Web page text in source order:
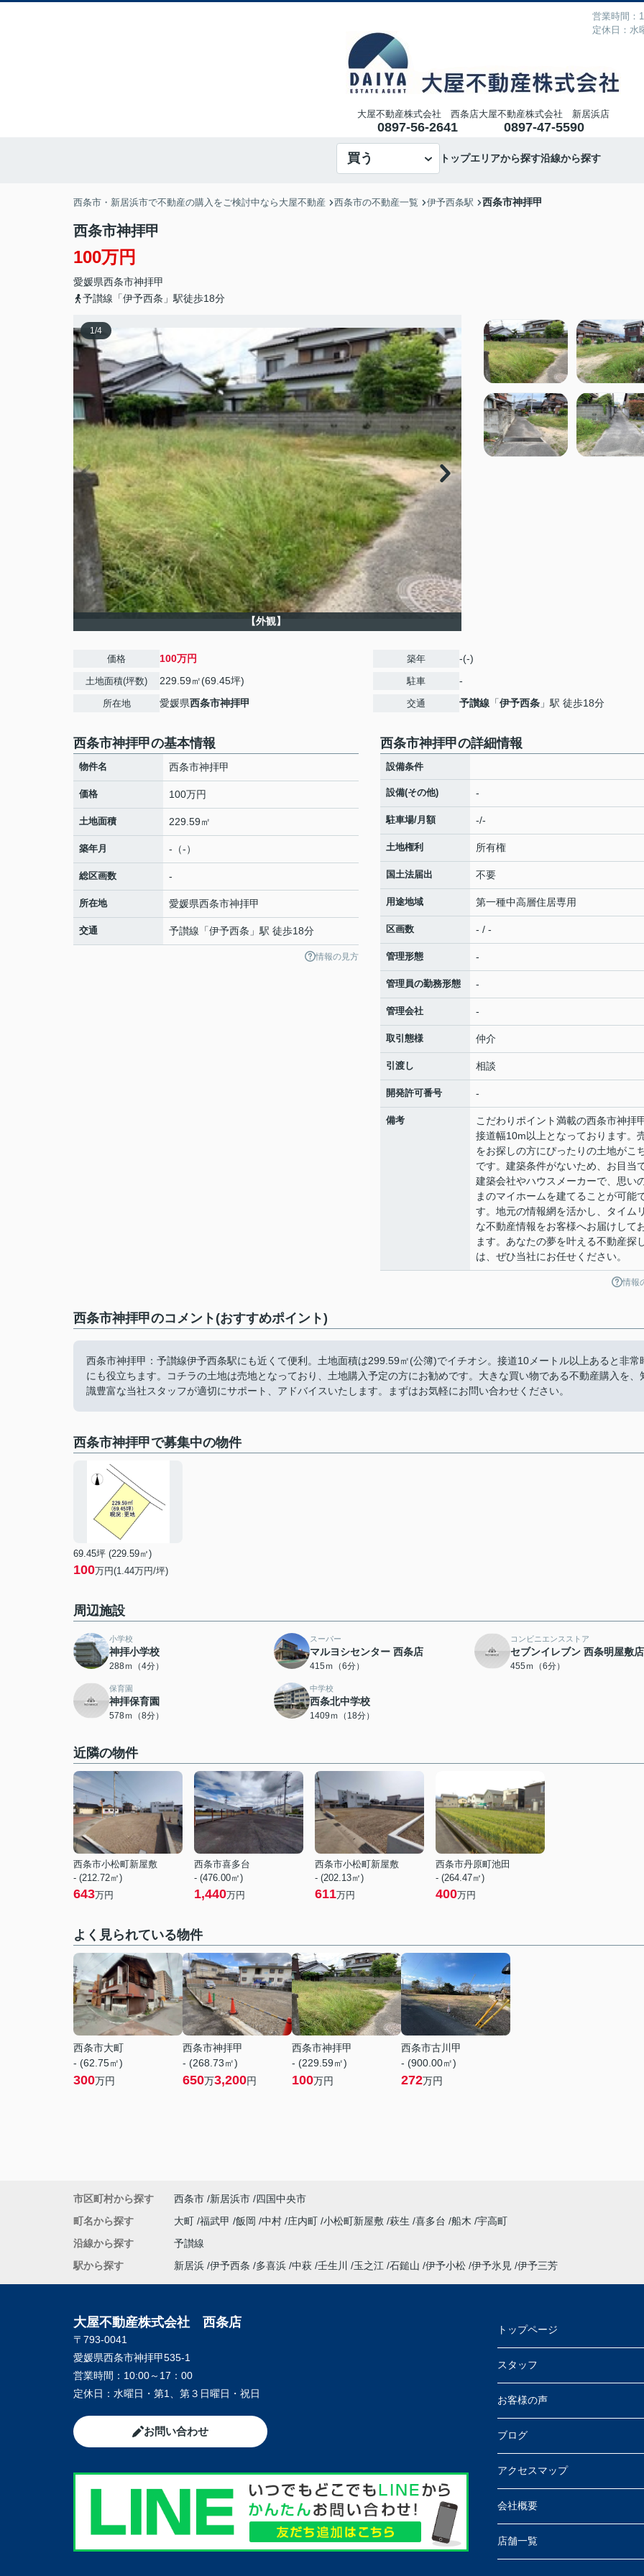
営業時間：
定休日：水
大屋不動産株式会社 西条店
0897-56-2641
大屋不動産株式会社 新居浜店
0897-47-5590
買う トップエリアから探す沿線から探す
西条市・新居浜市で不動産の購入をご検討中なら大屋不動産 西条市の不動産一覧 伊予西条駅 西条市神拝甲
西条市神拝甲
100万円
愛媛県西条市神拝甲
予讃線「伊予西条」駅徒歩18分
1/4
【外観】
価格 100万円
土地面積(坪数) 229.59㎡(69.45坪)
所在地 愛媛県西条市神拝甲
築年 -(-)
駐車 -
交通 予讃線 「伊予西条 」駅 徒歩18分
西条市神拝甲の基本情報
物件名 西条市神拝甲
価格 100万円
土地面積 229.59㎡
築年月 -（-）
総区画数 -
所在地 愛媛県西条市神拝甲
交通 予讃線 「伊予西条 」駅 徒歩18分
情報の見方
西条市神拝甲の詳細情報
設備条件
設備(その他) -
駐車場/月額 -/-
土地権利 所有権
国土法届出 不要
用途地域 第一種中高層住居専用
区画数 - / -
管理形態 -
管理員の勤務形態 -
管理会社 -
取引態様 仲介
引渡し 相談
開発許可番号 -
備考
こだわりポイント満載の西条市神拝
接道幅10m以上となっております。
をお探しの方にぴったりの土地がこ
です。建築条件がないため、お目当
建築会社やハウスメーカーで、思い
まのマイホームを建てることが可能
す。地元の情報網を活かし、タイム
な不動産情報をお客様へお届けして
ます。あなたの夢を叶える不動産探
は、ぜひ当社にお任せください。
情報
西条市神拝甲のコメント(おすすめポイント)
西条市神拝甲：予讃線伊予西条駅にも近くて便利。土地面積は299.59㎡(公簿)でイチオシ。接道10メートル以上あると非常
にも役立ちます。コチラの土地は売地となっており、土地購入予定の方にお勧めです。大きな買い物である不動産購入を、
識豊富な当社スタッフが適切にサポート、アドバイスいたします。まずはお気軽にお問い合わせください。
西条市神拝甲で募集中の物件
69.45坪 (229.59㎡)
100万円(1.44万円/坪)
周辺施設
小学校
神拝小学校
288ｍ（4分）
スーパー
マルヨシセンター 西条店
415ｍ（6分）
コンビニエンスストア
セブンイレブン 西条明屋敷店
455ｍ（6分）
保育園
神拝保育園
578ｍ（8分）
中学校
西条北中学校
1409ｍ（18分）
近隣の物件
西条市小松町新屋敷
- (212.72㎡)
643万円
西条市喜多台
- (476.00㎡)
1,440万円
西条市小松町新屋敷
- (202.13㎡)
611万円
西条市丹原町池田
- (264.47㎡)
400万円
よく見られている物件
西条市大町
- (62.75㎡)
300万円
西条市神拝甲
- (268.73㎡)
650万3,200円
西条市神拝甲
- (229.59㎡)
100万円
西条市古川甲
- (900.00㎡)
272万円
市区町村から探す 西条市 新居浜市 四国中央市
町名から探す
大町 福武甲 飯岡 中村 庄内町 小松町新屋敷 萩生 喜多台 船木 宇高町
沿線から探す
予讃線
駅から探す
新居浜 伊予西条 多喜浜 中萩 壬生川 玉之江 石鎚山 伊予小松 伊予氷見 伊予三芳
大屋不動産株式会社 西条店
〒793-0041
愛媛県西条市神拝甲535-1
営業時間： 10:00～17：00
定休日： 水曜日・第1、第３日曜日・祝日
お問い合わせ
トップページ
スタッフ
お客様の声
ブログ
アクセスマップ
会社概要
店舗一覧